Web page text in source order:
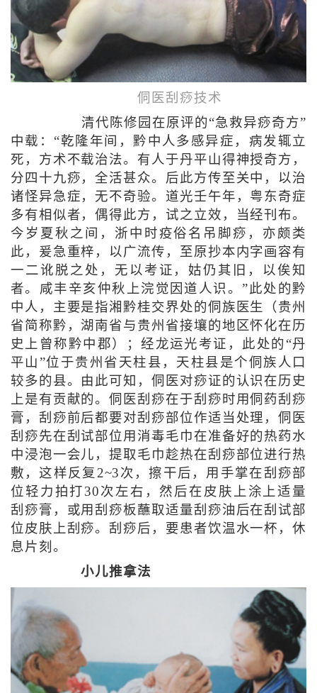
侗医刮痧技术
清代陈修园在原评的“急救异痧奇方”
中载：“乾隆年间，黔中人多感异症，病发辄立
死，方术不载治法。有人于丹平山得神授奇方，
分四十九痧，全活甚众。后此方传至关中，以治
诸怪异急症，无不奇验。道光壬午年，粤东奇症
多有相似者，偶得此方，试之立效，当经刊布。
今岁夏秋之间，浙中时疫俗名吊脚痧，亦颇类
此，爰急重梓，以广流传，至原抄本内字画容有
一二讹脱之处，无以考证，姑仍其旧，以俟知
者。咸丰辛亥仲秋上浣觉因道人识。”此处的黔
中人，主要是指湘黔桂交界处的侗族医生（贵州
省简称黔，湖南省与贵州省接壤的地区怀化在历
史上曾称黔中郡）；经龙运光考证，此处的“丹
平山”位于贵州省天柱县，天柱县是个侗族人口
较多的县。由此可知，侗医对痧证的认识在历史
上是有贡献的。侗医刮痧在于刮痧时用侗药刮痧
膏，刮痧前后都要对刮痧部位作适当处理，侗医
刮痧先在刮试部位用消毒毛巾在准备好的热药水
中浸泡一会儿，提取毛巾趁热在刮痧部位进行热
敷，这样反复2~3次，擦干后，用手掌在刮痧部
位轻力拍打30次左右，然后在皮肤上涂上适量
刮痧膏，或用刮痧板蘸取适量刮痧油后在刮试部
位皮肤上刮痧。刮痧后，要患者饮温水一杯，休
息片刻。
小儿推拿法